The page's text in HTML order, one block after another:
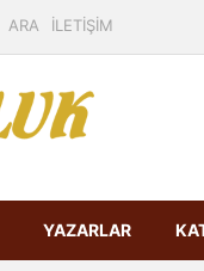
ARA İLETİŞİM
YAZARLAR